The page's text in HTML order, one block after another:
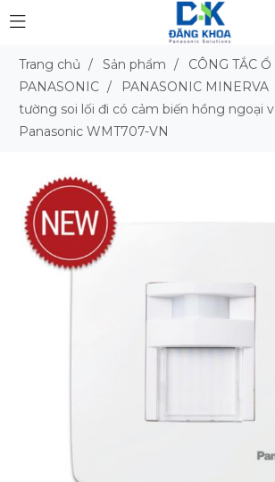
Trang chủ / Sản phẩm /
CÔNG TẮC Ổ
PANASONIC / PANASONIC MINERVA
tường soi lối đi có cảm biến hồng ngoại
Panasonic WMT707-VN